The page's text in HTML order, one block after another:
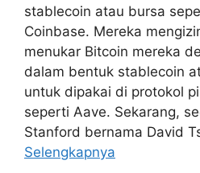
stablecoin atau bursa
Coinbase. Mereka
menukar Bitcoin mereka
dalam bentuk stablecoin
untuk dipakai di protokol
seperti Aave. Sekarang,
Stanford bernama David
Selengkapnya